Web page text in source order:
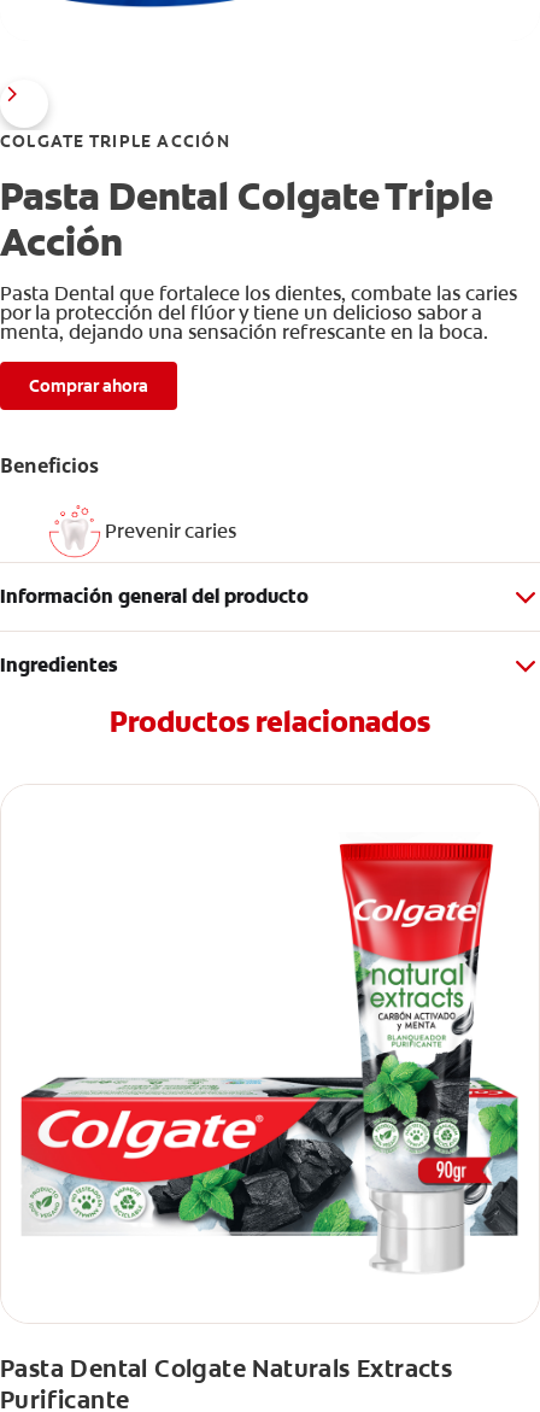
COLGATE TRIPLE ACCIÓN
Pasta Dental Colgate Triple
Acción
Pasta Dental que fortalece los dientes, combate las caries
por la protección del flúor y tiene un delicioso sabor a
menta, dejando una sensación refrescante en la boca.
Comprar ahora
Beneficios
Prevenir caries
Información general del producto
Ingredientes
Productos relacionados
Pasta Dental Colgate Naturals Extracts
Purificante